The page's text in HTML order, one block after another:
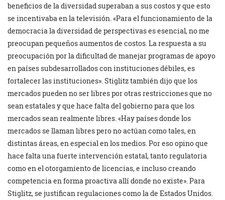
beneficios de la diversidad superaban a sus costos y que esto
se incentivaba en la televisión. «Para el funcionamiento de la
democracia la diversidad de perspectivas es esencial, no me
preocupan pequeños aumentos de costos. La respuesta a su
preocupación por la dificultad de manejar programas de apoyo
en países subdesarrollados con instituciones débiles, es
fortalecer las instituciones». Stiglitz también dijo que los
mercados pueden no ser libres por otras restricciones que no
sean estatales y que hace falta del gobierno para que los
mercados sean realmente libres. «Hay países donde los
mercados se llaman libres pero no actúan como tales, en
distintas áreas, en especial en los medios. Por eso opino que
hace falta una fuerte intervención estatal, tanto regulatoria
como en el otorgamiento de licencias, e incluso creando
competencia en forma proactiva allí donde no existe». Para
Stiglitz, se justifican regulaciones como la de Estados Unidos.